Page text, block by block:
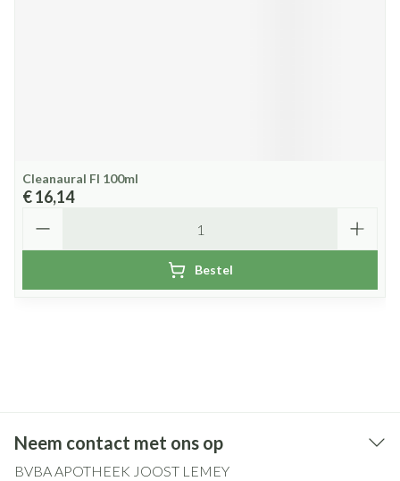
Cleanaural Fl 100ml
€ 16,14
Bestel
Neem contact met ons op
BVBA APOTHEEK JOOST LEMEY